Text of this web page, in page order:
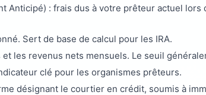
Anticipé) : frais dus à votre prêteur actuel
Sert de base de calcul pour les IRA.
les revenus nets mensuels. Le seuil
clé pour les organismes prêteurs.
désignant le courtier en crédit, soumis à